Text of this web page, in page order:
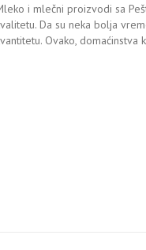
i mlečni proizvodi sa
Da su neka bolja
Ovako,